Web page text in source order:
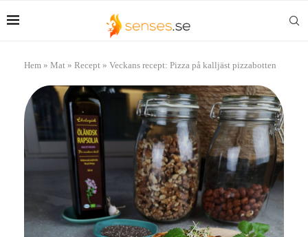
Hem » Mat » Recept » Veckans recept: Pizza på kalljäst pizzabotten